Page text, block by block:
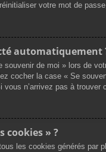
votre mot de
automatiquement
de moi » lors de
cocher la case « Se
n’arrivez pas à
cookies » ?
les cookies générés